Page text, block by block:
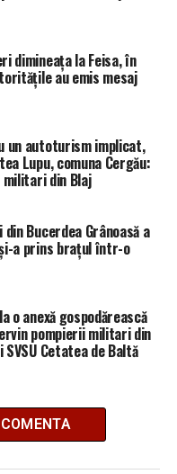
dimineața la Feisa, în
au emis mesaj
un autoturism implicat,
Lupu, comuna Cergău:
din Blaj
din Bucerdea Grânoasă a
a prins brațul într-o
o anexă gospodărească
pompierii militari din
SVSU Cetatea de Baltă